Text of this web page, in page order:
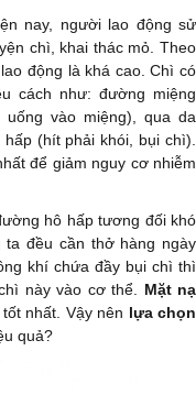
nay, người lao động sử
chì, khai thác mỏ. Theo
động là khá cao. Chì có
cách như: đường miệng
vào miệng), qua da
(hít phải khói, bụi chì).
để giảm nguy cơ nhiễm
hô hấp tương đối khó
đều cần thở hàng ngày
khí chứa đầy bụi chì thì
này vào cơ thể. Mặt nạ
nhất. Vậy nên lựa chọn
quả?